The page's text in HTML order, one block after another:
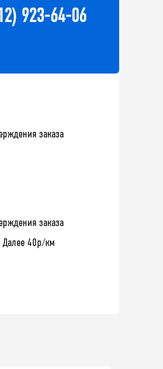
923-64-06
заказа
заказа
Далее 40р/км